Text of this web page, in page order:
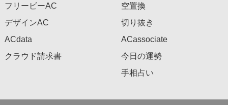
フリービーAC
デザインAC
ACdata
クラウド請求書
空置換
切り抜き
ACassociate
今日の運勢
手相占い